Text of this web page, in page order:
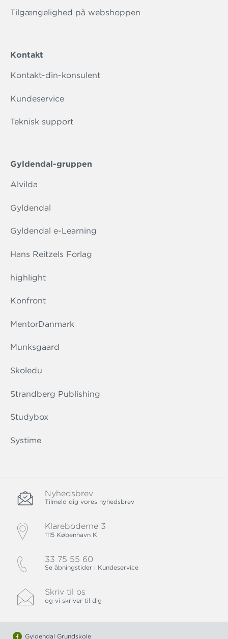
Tilgængelighed på webshoppen
Kontakt
Kontakt-din-konsulent
Kundeservice
Teknisk support
Gyldendal-gruppen
Alvilda
Gyldendal
Gyldendal e-Learning
Hans Reitzels Forlag
highlight
Konfront
MentorDanmark
Munksgaard
Skoledu
Strandberg Publishing
Studybox
Systime
Nyhedsbrev
Tilmeld dig vores nyhedsbrev
Klareboderne 3
1115 København K
33 75 55 60
Se åbningstider i Kundeservice
Skriv til os
og vi skriver til dig
Gyldendal Grundskole